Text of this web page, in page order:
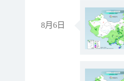
8月6日